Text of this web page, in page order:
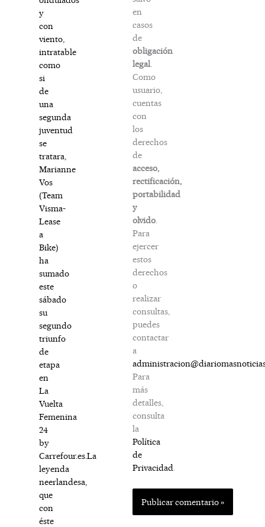
y
con
viento,
intratable
como
si
de
una
segunda
juventud
se
tratara,
Marianne
Vos
(Team
Visma-
Lease
a
Bike)
ha
sumado
este
sábado
su
segundo
triunfo
de
etapa
en
La
Vuelta
Femenina
24
by
Carrefour.es.La
leyenda
neerlandesa,
que
con
éste
en
casos
de
obligación
legal.
Como
usuario,
cuentas
con
los
derechos
de
acceso,
rectificación,
portabilidad
y
olvido.
Para
ejercer
estos
derechos
o
realizar
consultas,
puedes
contactar
a
Para
más
detalles,
consulta
la
Política
de
Privacidad